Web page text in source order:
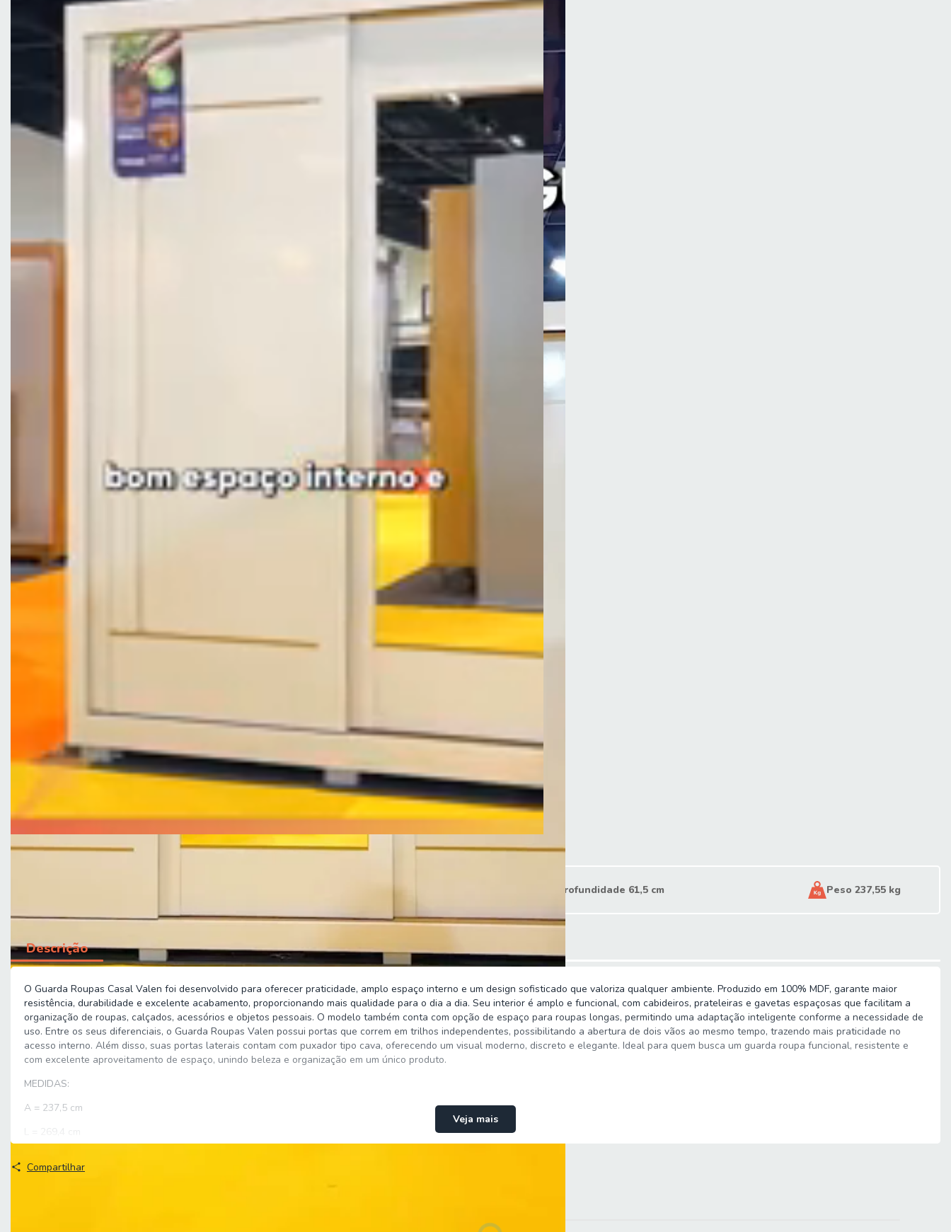
Largura 269.4 cm Profundidade 61,5 cm Peso 237,55 kg
Descrição
O Guarda Roupas Casal Valen foi desenvolvido para oferecer praticidade, amplo espaço interno e um design sofisticado que valoriza qualquer ambiente. Produzido em 100% MDF, garante maior
resistência, durabilidade e excelente acabamento, proporcionando mais qualidade para o dia a dia. Seu interior é amplo e funcional, com cabideiros, prateleiras e gavetas espaçosas que facilitam a
organização de roupas, calçados, acessórios e objetos pessoais. O modelo também conta com opção de espaço para roupas longas, permitindo uma adaptação inteligente conforme a necessidade de
uso. Entre os seus diferenciais, o Guarda Roupas Valen possui portas que correm em trilhos independentes, possibilitando a abertura de dois vãos ao mesmo tempo, trazendo mais praticidade no
acesso interno. Além disso, suas portas laterais contam com puxador tipo cava, oferecendo um visual moderno, discreto e elegante. Ideal para quem busca um guarda roupa funcional, resistente e
com excelente aproveitamento de espaço, unindo beleza e organização em um único produto.
MEDIDAS:
A = 237,5 cm
L = 269,4 cm
Veja mais
Compartilhar